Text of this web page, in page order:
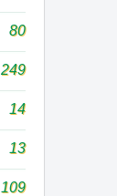
80
249
14
13
109